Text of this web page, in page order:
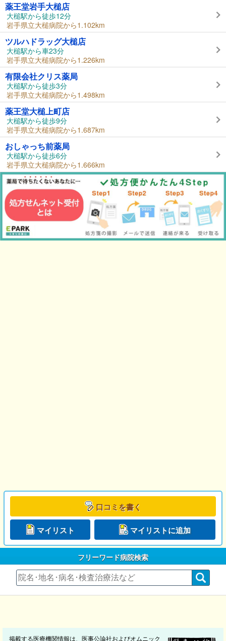
薬王堂岩手大槌店
大槌駅から徒歩12分
岩手県立大槌病院から1.102km
ツルハドラッグ大槌店
大槌駅から車23分
岩手県立大槌病院から1.226km
有限会社クリス薬局
大槌駅から徒歩3分
岩手県立大槌病院から1.498km
薬王堂大槌上町店
大槌駅から徒歩9分
岩手県立大槌病院から1.687km
おしゃっち前薬局
大槌駅から徒歩6分
岩手県立大槌病院から1.666km
口コミを書く
マイリスト マイリストに追加
フリーワード病院検索
掲載する医療機関情報は、医事公論社およびオムニック